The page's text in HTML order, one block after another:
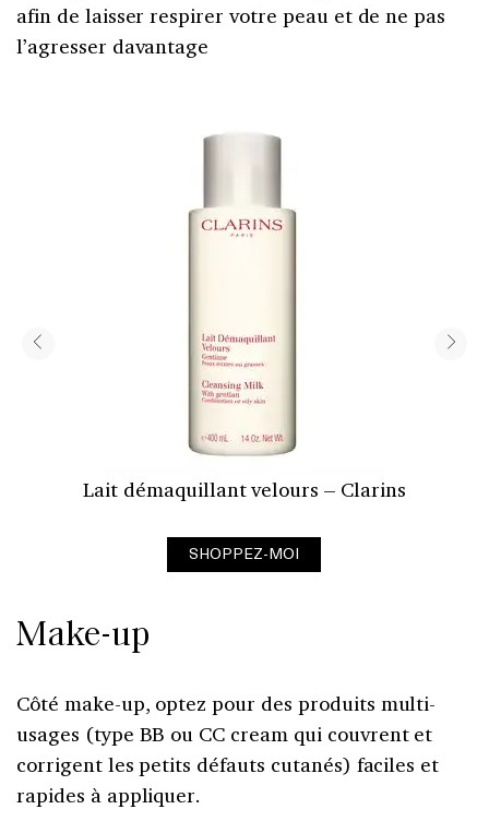
afin de laisser respirer votre peau et de ne pas
l’agresser davantage
Lait démaquillant velours – Clarins
SHOPPEZ-MOI
Make-up
Côté make-up, optez pour des produits multi-
usages (type BB ou CC cream qui couvrent et
corrigent les petits défauts cutanés) faciles et
rapides à appliquer.